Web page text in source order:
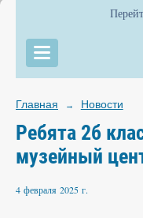
Главная → Новости
Ребята 2б
музейный
4 февраля 2025 г.